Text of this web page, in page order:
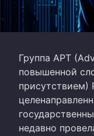
Группа APT
повышенной
присутствием)
недавно